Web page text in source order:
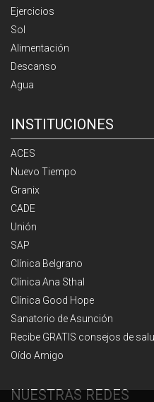
Ejercicios
Sol
Alimentación
Descanso
Agua
INSTITUCIONES
ACES
Nuevo Tiempo
Granix
CADE
Unión
SAP
Clínica Belgrano
Clínica Ana Sthal
Clínica Good Hope
Sanatorio de Asunción
Recibe GRATIS consejos de
Oído Amigo
NUESTRAS REDES